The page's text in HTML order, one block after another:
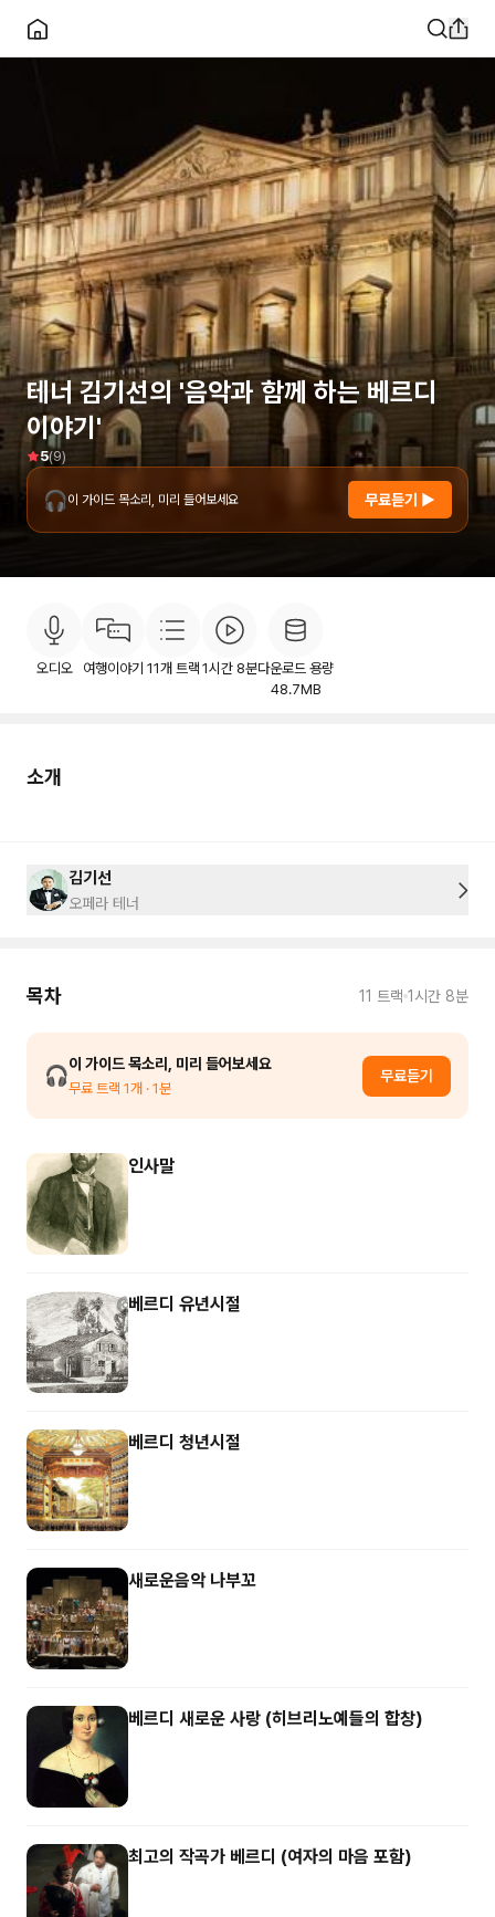
테너 김기선의 '음악과 함께 하는 베르디
이야기'
5(9)
🎧이 가이드 목소리, 미리 들어보세요 무료듣기 ▶
오디오 여행이야기 11개 트랙 1시간 8분다운로드 용량
48.7MB
소개
김기선
오페라 테너
목차 11 트랙 1시간 8분
🎧이 가이드 목소리, 미리 들어보세요
무료 트랙 1개 · 1분
무료듣기
인사말
베르디 유년시절
베르디 청년시절
새로운음악 나부꼬
베르디 새로운 사랑 (히브리노예들의 합창)
최고의 작곡가 베르디 (여자의 마음 포함)